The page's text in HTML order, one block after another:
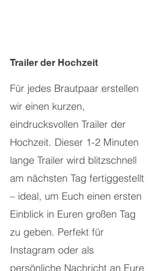
Trailer der Hochzeit
Für jedes Brautpaar erstellen
wir einen kurzen,
eindrucksvollen Trailer der
Hochzeit. Dieser 1-2 Minuten
lange Trailer wird blitzschnell
am nächsten Tag fertiggestellt
– ideal, um Euch einen ersten
Einblick in Euren großen Tag
zu geben. Perfekt für
Instagram oder als
persönliche Nachricht an Eure